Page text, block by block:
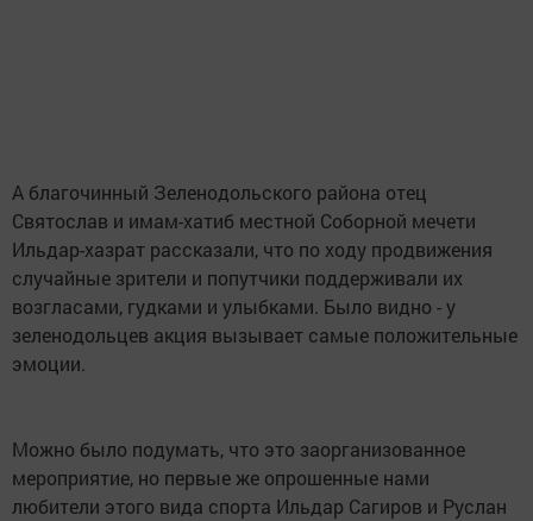
А благочинный Зеленодольского района отец
Святослав и имам-хатиб местной Соборной мечети
Ильдар-хазрат рассказали, что по ходу продвижения
случайные зрители и попутчики поддерживали их
возгласами, гудками и улыбками. Было видно - у
зеленодольцев акция вызывает самые положительные
эмоции.
Можно было подумать, что это заорганизованное
мероприятие, но первые же опрошенные нами
любители этого вида спорта Ильдар Сагиров и Руслан